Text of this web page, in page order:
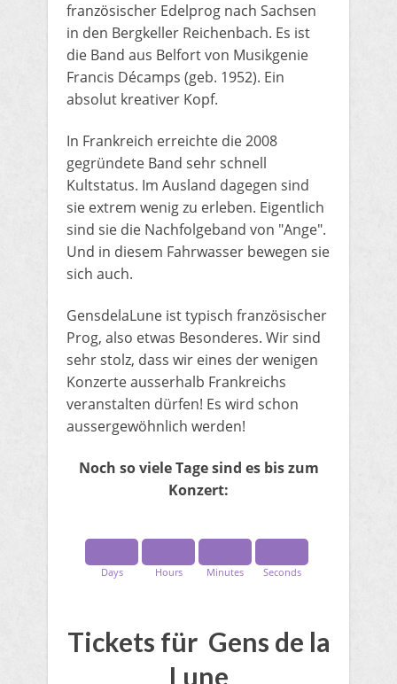
französischer Edelprog nach Sachsen
in den Bergkeller Reichenbach. Es ist
die Band aus Belfort von Musikgenie
Francis Décamps (geb. 1952). Ein
absolut kreativer Kopf.
In Frankreich erreichte die 2008
gegründete Band sehr schnell
Kultstatus. Im Ausland dagegen sind
sie extrem wenig zu erleben. Eigentlich
sind sie die Nachfolgeband von "Ange".
Und in diesem Fahrwasser bewegen sie
sich auch.
GensdelaLune ist typisch französischer
Prog, also etwas Besonderes. Wir sind
sehr stolz, dass wir eines der wenigen
Konzerte ausserhalb Frankreichs
veranstalten dürfen! Es wird schon
aussergewöhnlich werden!
Noch so viele Tage sind es bis zum
Konzert:
Days Hours Minutes Seconds
Tickets für Gens de la
Lune